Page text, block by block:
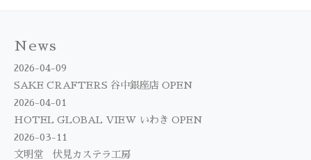
News
2026-04-09
SAKE CRAFTERS 谷中銀座店 OPEN
2026-04-01
HOTEL GLOBAL VIEW いわき OPEN
2026-03-11
文明堂 伏見カステラ工房